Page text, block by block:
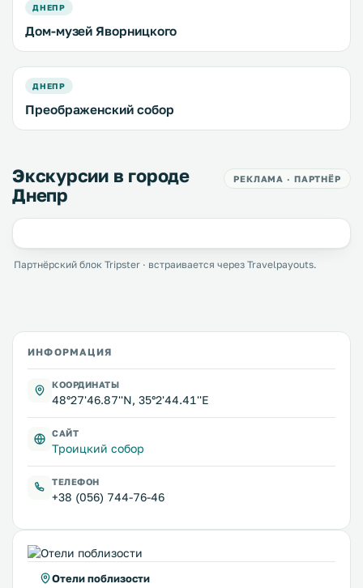
ДНЕПР
Дом-музей Яворницкого
ДНЕПР
Преображенский собор
Экскурсии в городе
Днепр
РЕКЛАМА · ПАРТНЁР
Партнёрский блок Tripster · встраивается через Travelpayouts.
ИНФОРМАЦИЯ
КООРДИНАТЫ
48°27'46.87''N, 35°2'44.41''E
САЙТ
Троицкий собор
ТЕЛЕФОН
+38 (056) 744-76-46
Отели поблизости